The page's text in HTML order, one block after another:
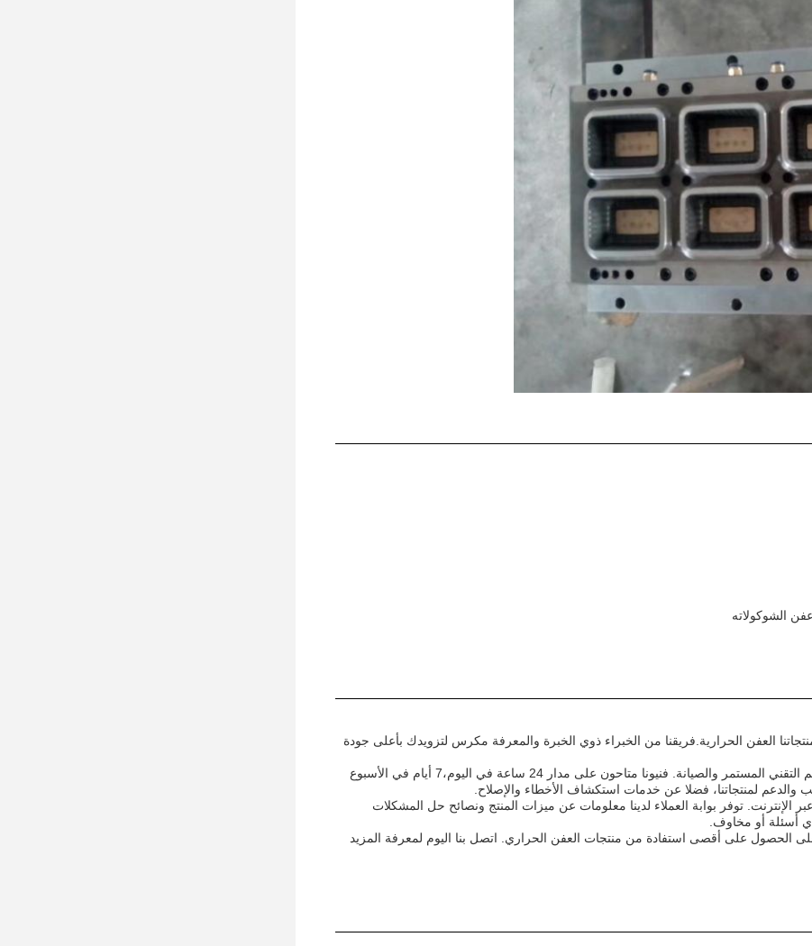
الشوكولاته
العفن الحرارية.فريقنا من الخبراء ذوي الخبرة والمعرفة مكرس لتزويدك بأعلى جودة
نحن نقدم الدعم في الموقع للتثبيت والإعداد، وكذلك الدعم التقني المستمر والصيانة. فنيونا متاحون على مدار 24 ساعة في اليوم،7 أيام في الأسبوع
لمنتجاتنا، فضلا عن خدمات استكشاف الأخطاء والإصلاح.
الإنترنت. توفر بوابة العملاء لدينا معلومات عن ميزات المنتج ونصائح حل المشكلات
أسئلة أو مخاوف.
الحصول على أقصى استفادة من منتجات العفن الحراري. اتصل بنا اليوم لمعرفة المزيد